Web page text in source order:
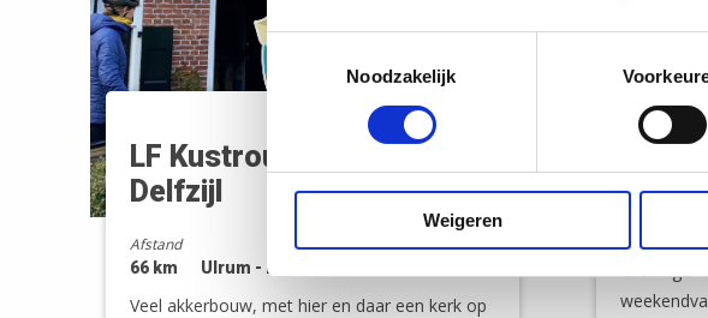
Toestemmingsselectie
Noodzakelijk
Weigeren
LF Kustroute | Ulrum -
Delfzijl
Afstand
66 km Ulrum - Delfzijl
Veel akkerbouw, met hier en daar een kerk op
Groninger